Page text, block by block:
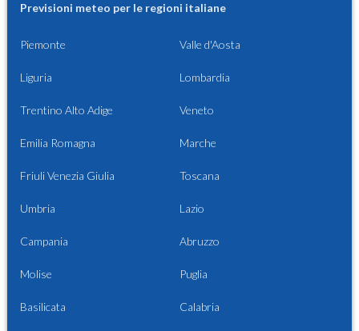
Previsioni meteo per le regioni italiane
Piemonte Valle d'Aosta
Liguria Lombardia
Trentino Alto Adige Veneto
Emilia Romagna Marche
Friuli Venezia Giulia Toscana
Umbria Lazio
Campania Abruzzo
Molise Puglia
Basilicata Calabria